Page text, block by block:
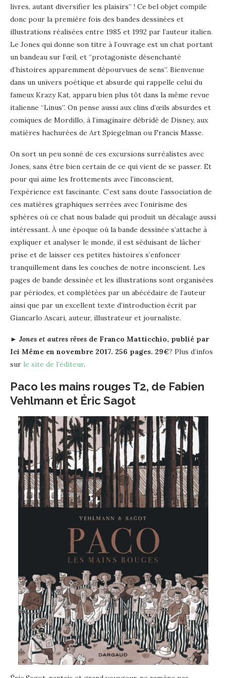
livres, autant diversifier les plaisirs” ! Ce bel objet compile
donc pour la première fois des bandes dessinées et
illustrations réalisées entre 1985 et 1992 par l’auteur italien.
Le Jones qui donne son titre à l’ouvrage est un chat portant
un bandeau sur l’œil, et “protagoniste désenchanté
d’histoires apparemment dépourvues de sens”. Bienvenue
dans un univers poétique et absurde qui rappelle celui du
fameux Krazy Kat, apparu bien plus tôt dans la même revue
italienne “Linus”. On pense aussi aux clins d’œils absurdes et
comiques de Mordillo, à l’imaginaire débridé de Disney, aux
matières hachurées de Art Spiegelman ou Francis Masse.
On sort un peu sonné de ces excursions surréalistes avec
Jones, sans être bien certain de ce qui vient de se passer. Et
pour qui aime les frottements avec l’inconscient,
l’expérience est fascinante. C’est sans doute l’association de
ces matières graphiques serrées avec l’onirisme des
sphères où ce chat nous balade qui produit un décalage aussi
intéressant. À une époque où la bande dessinée s’attache à
expliquer et analyser le monde, il est séduisant de lâcher
prise et de laisser ces petites histoires s’enfoncer
tranquillement dans les couches de notre inconscient. Les
pages de bande dessinée et les illustrations sont organisées
par périodes, et complétées par un abécédaire de l’auteur
ainsi que par un excellent texte d’introduction écrit par
Giancarlo Ascari, auteur, illustrateur et journaliste.
► Jones et autres rêves de Franco Matticchio, publié par
Ici Même en novembre 2017. 256 pages. 29€? Plus d’infos
sur le site de l’éditeur.
Paco les mains rouges T2, de Fabien
Vehlmann et Éric Sagot